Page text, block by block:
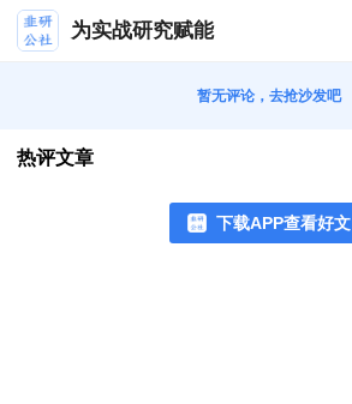
为实战研究赋能
暂无评论，去抢沙发吧
热评文章
下载APP查看好文